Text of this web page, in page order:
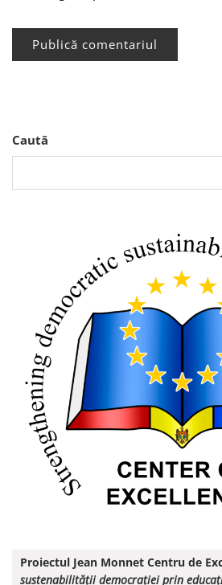
Caută
Proiectul Jean Monnet Centru de
sustenabilității democrației prin